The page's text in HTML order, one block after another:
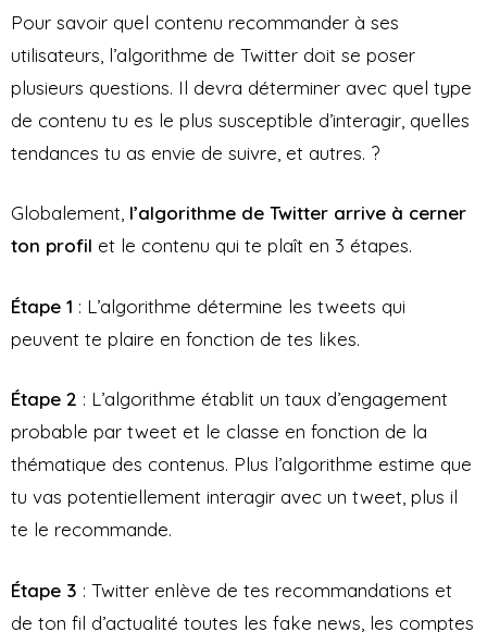
Pour savoir quel contenu recommander à ses
utilisateurs, l’algorithme de Twitter doit se poser
plusieurs questions. Il devra déterminer avec quel type
de contenu tu es le plus susceptible d’interagir, quelles
tendances tu as envie de suivre, et autres. ?
Globalement, l’algorithme de Twitter arrive à cerner
ton profil et le contenu qui te plaît en 3 étapes.
Étape 1 : L’algorithme détermine les tweets qui
peuvent te plaire en fonction de tes likes.
Étape 2 : L’algorithme établit un taux d’engagement
probable par tweet et le classe en fonction de la
thématique des contenus. Plus l’algorithme estime que
tu vas potentiellement interagir avec un tweet, plus il
te le recommande.
Étape 3 : Twitter enlève de tes recommandations et
de ton fil d’actualité toutes les fake news, les comptes